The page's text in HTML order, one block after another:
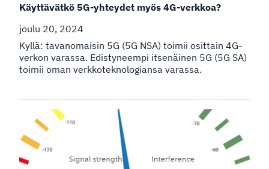
Käyttävätkö 5G-yhteydet myös 4G-verkkoa?
joulu 20, 2024
Kyllä: tavanomaisin 5G (5G NSA) toimii osittain 4G-
verkon varassa. Edistyneempi itsenäinen 5G (5G SA)
toimii oman verkkoteknologiansa varassa.